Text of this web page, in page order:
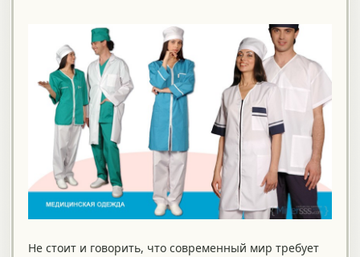
Не стоит и говорить, что современный мир требует